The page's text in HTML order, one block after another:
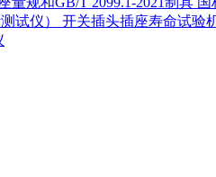
开关插头插座寿命试验